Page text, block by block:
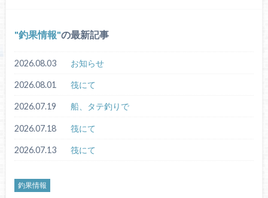
釣果情報 の最新記事
2026.08.03 お知らせ
2026.08.01 筏にて
2026.07.19 船、タテ釣りで
2026.07.18 筏にて
2026.07.13 筏にて
釣果情報